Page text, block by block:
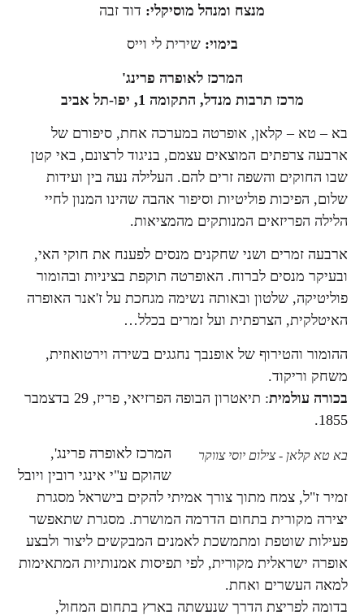
מנצח ומנהל מוסיקלי: דוד זבה
בימוי: שירית לי וייס
המרכז לאופרה פרינג'
מרכז תרבות מנדל, התקומה 1, יפו-תל אביב
בא – טא – קלאן, אופרטה במערכה אחת, סיפורם של
ארבעה צרפתים המוצאים עצמם, בניגוד לרצונם, באי קטן
שבו החוקים והשפה זרים להם. העלילה נעה בין ועידות
שלום, הפיכות פוליטיות וסיפור אהבה שהינו המנון לחיי
הלילה הפריזאים המנותקים מהמציאות.
ארבעה זמרים ושני שחקנים מנסים לפענח את חוקי האי,
ובעיקר מנסים לברוח. האופרטה תוקפת בציניות ובהומור
פוליטיקה, שלטון ובאותה נשימה מגחכת על ז'אנר האופרה
האיטלקית, הצרפתית ועל זמרים בכלל…
ההומור והטירוף של אופנבך נחגגים בשירה וירטואוזית,
משחק וריקוד.
בכורה עולמית
: תיאטרון הבופה הפרזיאי, פריז, 29 בדצמבר
1855.
בא טא קלאן - צילום יוסי צווקר
המרכז לאופרה פרינג',
שהוקם ע"י אינגי רובין ויובל
זמיר ז"ל, צמח מתוך צורך אמיתי להקים בישראל מסגרת
יצירה מקורית בתחום הדרמה המושרת. מסגרת שתאפשר
פעילות שוטפת ומתמשכת לאמנים המבקשים ליצור ולבצע
אופרה ישראלית מקורית, לפי תפיסות אמנותיות המתאימות
למאה העשרים ואחת.
בדומה לפריצת הדרך שנעשתה בארץ בתחום המחול,